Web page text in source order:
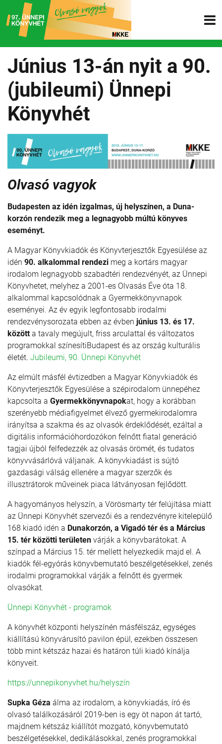
Június 13-án nyit a 90.
(jubileumi) Ünnepi
Könyvhét
Olvasó vagyok
Budapesten az idén izgalmas, új helyszínen, a Duna-
korzón rendezik meg a legnagyobb múltú könyves
eseményt.
A Magyar Könyvkiadók és Könyvterjesztők Egyesülése az
idén 90. alkalommal rendezi meg a kortárs magyar
irodalom legnagyobb szabadtéri rendezvényét, az Ünnepi
Könyvhetet, melyhez a 2001-es Olvasás Éve óta 18.
alkalommal kapcsolódnak a Gyermekkönyvnapok
eseményei. Az év egyik legfontosabb irodalmi
rendezvénysorozata ebben az évben június 13. és 17.
között a tavaly megújult, friss arculattal és változatos
programokkal színesítiBudapest és az ország kulturális
életét. Jubileumi, 90. Ünnepi Könyvhét
Az elmúlt másfél évtizedben a Magyar Könyvkiadók és
Könyvterjesztők Egyesülése a szépirodalom ünnepéhez
kapcsolta a Gyermekkönyvnapokat, hogy a korábban
szerényebb médiafigyelmet élvező gyermekirodalomra
irányítsa a szakma és az olvasók érdeklődését, ezáltal a
digitális információ­hordozókon felnőtt fiatal generáció
tagjai újból felfedezzék az olvasás örö­­mét, és tudatos
könyvvásárlóvá váljanak. A könyvkiadást is sújtó
gazdasági vá­lság ellenére a magyar szerzők és
illusztrátorok műveinek piaca látványosan fejlődött.
A hagyományos helyszín, a Vörösmarty tér felújítása miatt
az Ünnepi Könyvhét szervezői és a rendezvényre kitelepülő
168 kiadó idén a Dunakorzón, a Vigadó tér és a Március
15. tér közötti területen várják a könyvbarátokat. A
színpad a Március 15. tér mellett helyezkedik majd el. A
kiadók fél-egyórás könyvbemutató beszélgetésekkel, zenés
irodalmi programokkal várják a felnőtt és gyermek
olvasókat.
Ünnepi Könyvhét - programok
A könyvhét központi helyszínén másfélszáz, egységes
kiállítású könyvárusító pavilon épül, ezekben összesen
több mint kétszáz hazai és határon túli kiadó kínálja
könyveit.
https://unnepikonyvhet.hu/helyszín
Supka Géza álma az irodalom, a könyvkiadás, író és
olvasó találkozásáról 2019-ben is egy öt napon át tartó,
majdnem kétszáz kiállítót mozgató, könyvbemutató
beszélgetésekkel, dedikálásokkal, zenés programokkal